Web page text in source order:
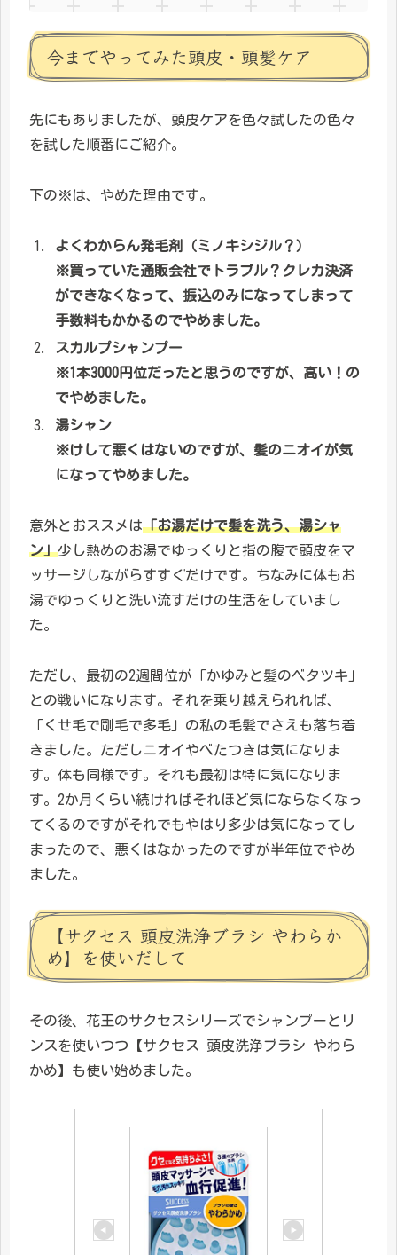
今までやってみた頭皮・頭髪ケア
先にもありましたが、頭皮ケアを色々試したの色々
を試した順番にご紹介。
下の※は、やめた理由です。
よくわからん発毛剤（ミノキシジル？）
※買っていた通販会社でトラブル？クレカ決済
ができなくなって、振込のみになってしまって
手数料もかかるのでやめました。
スカルプシャンプー
※1本3000円位だったと思うのですが、高い！の
でやめました。
湯シャン
※けして悪くはないのですが、髪のニオイが気
になってやめました。
意外とおススメは「お湯だけで髪を洗う、湯シャ
ン」少し熱めのお湯でゆっくりと指の腹で頭皮をマ
ッサージしながらすすぐだけです。ちなみに体もお
湯でゆっくりと洗い流すだけの生活をしていまし
た。
ただし、最初の2週間位が「かゆみと髪のベタツキ」
との戦いになります。それを乗り越えられれば、
「くせ毛で剛毛で多毛」の私の毛髪でさえも落ち着
きました。ただしニオイやべたつきは気になりま
す。体も同様です。それも最初は特に気になりま
す。2か月くらい続ければそれほど気にならなくなっ
てくるのですがそれでもやはり多少は気になってし
まったので、悪くはなかったのですが半年位でやめ
ました。
【サクセス 頭皮洗浄ブラシ やわらか
め】を使いだして
その後、花王のサクセスシリーズでシャンプーとリ
ンスを使いつつ【サクセス 頭皮洗浄ブラシ やわら
かめ】も使い始めました。